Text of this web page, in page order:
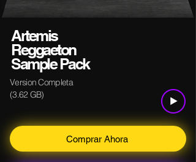
Artemis
Reggaeton
Sample Pack
Version Completa
(3.62 GB)
Comprar Ahora